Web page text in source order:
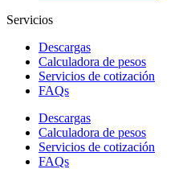
Servicios
Descargas
Calculadora de pesos
Servicios de cotización
FAQs
Descargas
Calculadora de pesos
Servicios de cotización
FAQs